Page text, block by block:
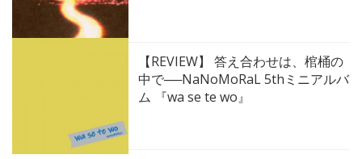
【REVIEW】 答え合わせは、棺桶の
中で──NaNoMoRaL 5thミニアルバ
ム 『wa se te wo』